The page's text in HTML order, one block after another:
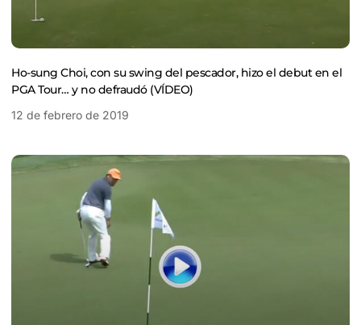
Ho-sung Choi, con su swing del pescador, hizo el debut en el
PGA Tour… y no defraudó (VÍDEO)
12 de febrero de 2019